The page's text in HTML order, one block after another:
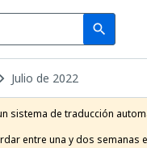
search
Search
Julio de 2022
sistema de traducción
entre una y dos semanas